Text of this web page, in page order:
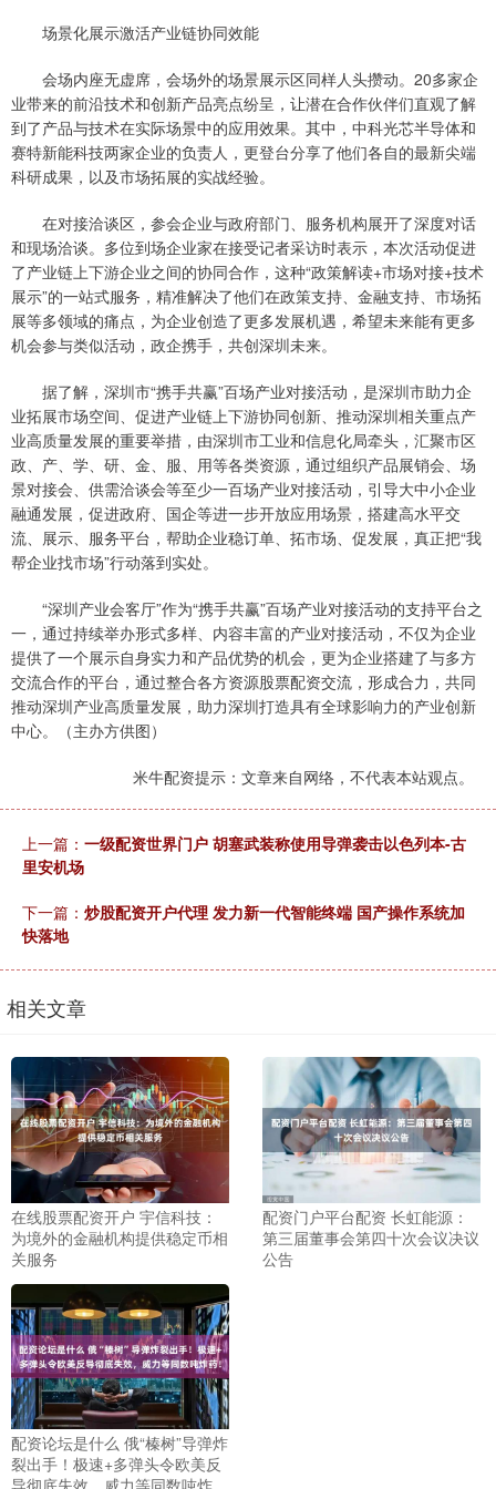
场景化展示激活产业链协同效能
会场内座无虚席，会场外的场景展示区同样人头攒动。20多家企
业带来的前沿技术和创新产品亮点纷呈，让潜在合作伙伴们直观了解
到了产品与技术在实际场景中的应用效果。其中，中科光芯半导体和
赛特新能科技两家企业的负责人，更登台分享了他们各自的最新尖端
科研成果，以及市场拓展的实战经验。
在对接洽谈区，参会企业与政府部门、服务机构展开了深度对话
和现场洽谈。多位到场企业家在接受记者采访时表示，本次活动促进
了产业链上下游企业之间的协同合作，这种“政策解读+市场对接+技术
展示”的一站式服务，精准解决了他们在政策支持、金融支持、市场拓
展等多领域的痛点，为企业创造了更多发展机遇，希望未来能有更多
机会参与类似活动，政企携手，共创深圳未来。
据了解，深圳市“携手共赢”百场产业对接活动，是深圳市助力企
业拓展市场空间、促进产业链上下游协同创新、推动深圳相关重点产
业高质量发展的重要举措，由深圳市工业和信息化局牵头，汇聚市区
政、产、学、研、金、服、用等各类资源，通过组织产品展销会、场
景对接会、供需洽谈会等至少一百场产业对接活动，引导大中小企业
融通发展，促进政府、国企等进一步开放应用场景，搭建高水平交
流、展示、服务平台，帮助企业稳订单、拓市场、促发展，真正把“我
帮企业找市场”行动落到实处。
“深圳产业会客厅”作为“携手共赢”百场产业对接活动的支持平台之
一，通过持续举办形式多样、内容丰富的产业对接活动，不仅为企业
提供了一个展示自身实力和产品优势的机会，更为企业搭建了与多方
交流合作的平台，通过整合各方资源股票配资交流，形成合力，共同
推动深圳产业高质量发展，助力深圳打造具有全球影响力的产业创新
中心。（主办方供图）
米牛配资提示：文章来自网络，不代表本站观点。
上一篇： 一级配资世界门户 胡塞武装称使用导弹袭击以色列本-古
里安机场
下一篇： 炒股配资开户代理 发力新一代智能终端 国产操作系统加
快落地
相关文章
在线股票配资开户 宇信科技：
为境外的金融机构提供稳定币相
关服务
配资门户平台配资 长虹能源：
第三届董事会第四十次会议决议
公告
配资论坛是什么 俄“榛树”导弹炸
裂出手！极速+多弹头令欧美反
导彻底失效，威力等同数吨炸